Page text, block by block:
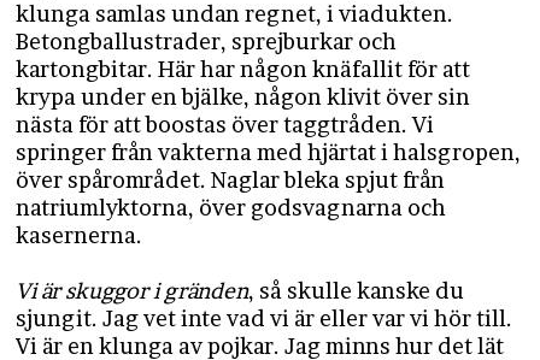
klunga samlas undan regnet, i viadukten.
Betongballustrader, sprejburkar och
kartongbitar. Här har någon knäfallit för att
krypa under en bjälke, någon klivit över sin
nästa för att boostas över taggtråden. Vi
springer från vakterna med hjärtat i halsgropen,
över spårområdet. Naglar bleka spjut från
natriumlyktorna, över godsvagnarna och
kasernerna.
Vi är skuggor i gränden, så skulle kanske du
sjungit. Jag vet inte vad vi är eller var vi hör till.
Vi är en klunga av pojkar. Jag minns hur det lät